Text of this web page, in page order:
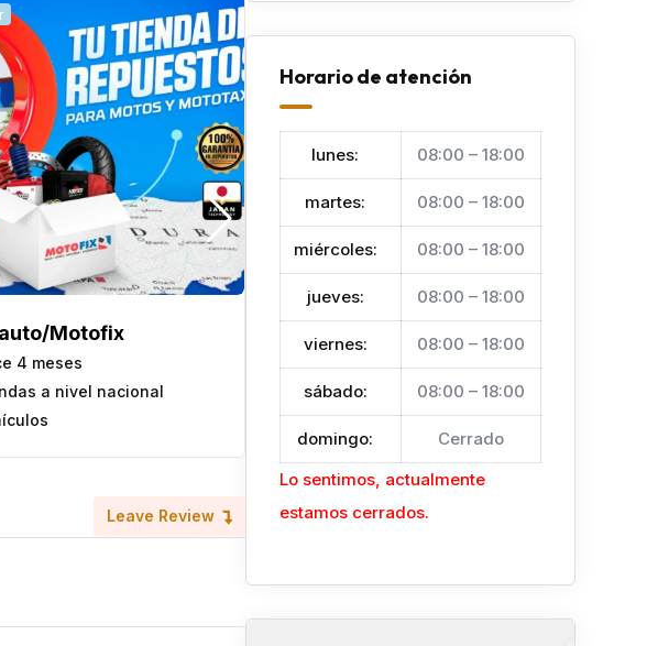
Motofix
4 meses
a nivel nacional
X - GPS
La Ceiba
Vehículos
Leave Review
Horario de atención
lunes: 08:00 – 18:00
martes: 08:00 – 18:00
miércoles: 08:00 – 18:00
jueves: 08:00 – 18:00
viernes: 08:00 – 18:00
sábado: 08:00 – 18:00
domingo:
Cerrado
Lo sentimos, actualmente
estamos cerrados.